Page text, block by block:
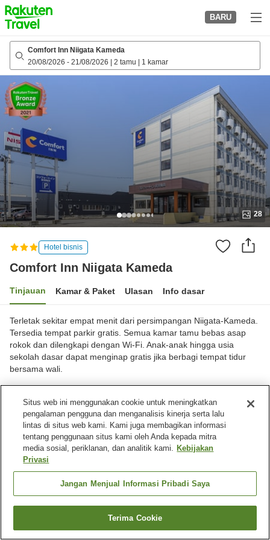
to
top
page
BARU
Comfort Inn Niigata Kameda
20/08/2026 - 21/08/2026 2 tamu 1 kamar
28
Hotel bisnis
Comfort Inn Niigata Kameda
Tinjauan Kamar & Paket Ulasan Info dasar
Terletak sekitar empat menit dari persimpangan Niigata-Kameda.
Tersedia tempat parkir gratis. Semua kamar tamu bebas asap
rokok dan dilengkapi dengan Wi-Fi. Anak-anak hingga usia
sekolah dasar dapat menginap gratis jika berbagi tempat tidur
bersama wali.
Lihat di peta
Sangat baik Ulasan:412
Fasilitas properti
Beranda Jepang Niigata
Kota Niigata
Cari kamar
Situs web ini menggunakan cookie untuk meningkatkan
pengalaman pengguna dan menganalisis kinerja serta lalu
lintas di situs web kami. Kami juga membagikan informasi
tentang penggunaan situs kami oleh Anda kepada mitra
media sosial, periklanan, dan analitik kami. Kebijakan
Privasi
Jangan Menjual Informasi Pribadi Saya
Terima Cookie